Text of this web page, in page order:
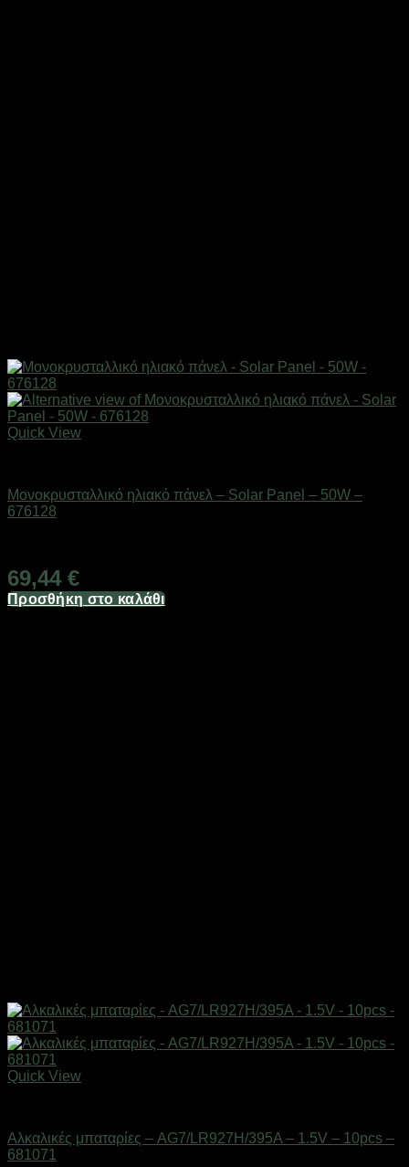
Quick View
Μονοκρυσταλλικό ηλιακό πάνελ – Solar Panel – 50W –
676128
69,44 €
Προσθήκη στο καλάθι
Quick View
Αλκαλικές μπαταρίες – AG7/LR927H/395A – 1.5V – 10pcs –
681071